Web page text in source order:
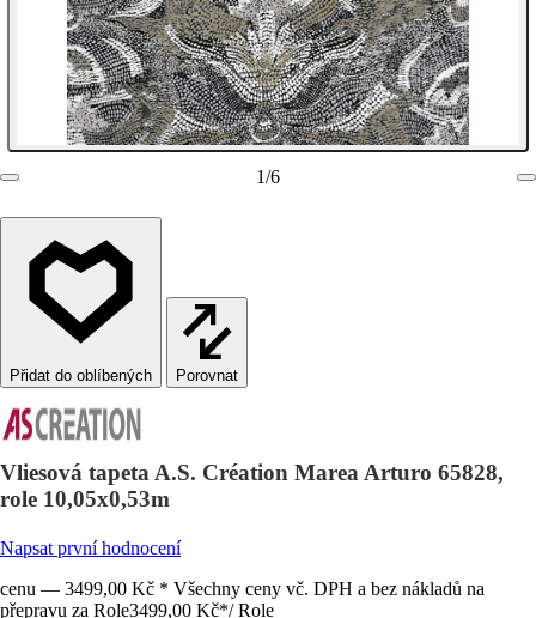
1/6
Porovnat
Vliesová tapeta A.S. Création Marea Arturo 65828,
role 10,05x0,53m
Napsat první hodnocení
cenu — 3499,00 Kč * Všechny ceny vč. DPH a bez nákladů na
přepravu za Role3499,00 Kč*/ Role